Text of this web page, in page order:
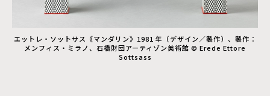
エットレ・ソットサス《マンダリン》1981 年（デザイン／製作）、製作：
メンフィス・ミラノ、石橋財団アーティゾン美術館 © Erede Ettore
Sottsass